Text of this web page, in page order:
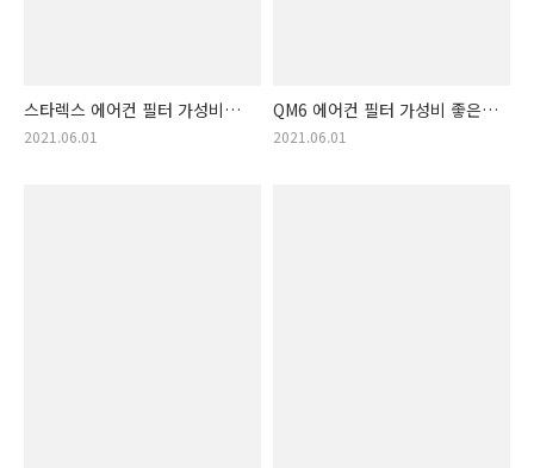
스타렉스 에어컨 필터 가성비
뛰어난 추천 리스트. 그랜드
2021.06.01
QM6 에어컨 필터 가성비 좋은
랭킹 추천! 가격 순서 QM6
2021.06.01